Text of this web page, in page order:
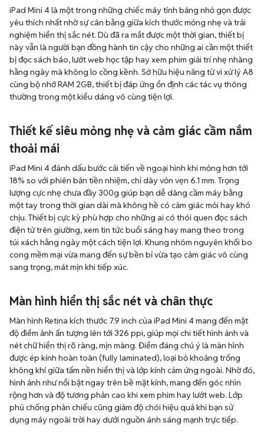
iPad Mini 4 là một trong những chiếc máy tính bảng nhỏ gọn được
yêu thích nhất nhờ sự cân bằng giữa kích thước mỏng nhẹ và trải
nghiệm hiển thị sắc nét. Dù đã ra mắt được một thời gian, thiết bị
này vẫn là người bạn đồng hành tin cậy cho những ai cần một thiết
bị đọc sách báo, lướt web học tập hay xem phim giải trí nhẹ nhàng
hằng ngày mà không lo cồng kềnh. Sở hữu hiệu năng từ vi xử lý A8
cùng bộ nhớ RAM 2GB, thiết bị đáp ứng ổn định các tác vụ thông
thường trong một kiểu dáng vô cùng tiện lợi.
Thiết kế siêu mỏng nhẹ và cảm giác cầm nắm
thoải mái
iPad Mini 4 đánh dấu bước cải tiến về ngoại hình khi mỏng hơn tới
18% so với phiên bản tiền nhiệm, chỉ dày vỏn vẹn 6.1 mm. Trọng
lượng cực nhẹ chưa đầy 300g giúp bạn dễ dàng cầm máy bằng
một tay trong thời gian dài mà không hề có cảm giác mỏi hay khó
chịu. Thiết bị cực kỳ phù hợp cho những ai có thói quen đọc sách
điện tử trên giường, xem tin tức buổi sáng hay mang theo trong
túi xách hằng ngày một cách tiện lợi. Khung nhôm nguyên khối bo
cong mềm mại vừa mang đến sự bền bỉ vừa tạo cảm giác vô cùng
sang trọng, mát mịn khi tiếp xúc.
Màn hình hiển thị sắc nét và chân thực
Màn hình Retina kích thước 7.9 inch của iPad Mini 4 mang đến mật
độ điểm ảnh ấn tượng lên tới 326 ppi, giúp mọi chi tiết hình ảnh và
nét chữ hiển thị rõ ràng, mịn màng. Điểm đáng chú ý là màn hình
được ép kính hoàn toàn (fully laminated), loại bỏ khoảng trống
không khí giữa tấm nền hiển thị và lớp kính cảm ứng ngoài. Nhờ đó,
hình ảnh như nổi bật ngay trên bề mặt kính, mang đến góc nhìn
rộng hơn và độ tương phản cao khi xem phim hay lướt web. Lớp
phủ chống phản chiếu cũng giảm độ chói hiệu quả khi bạn sử
dụng máy ngoài trời hay dưới nguồn ánh sáng mạnh trực tiếp.